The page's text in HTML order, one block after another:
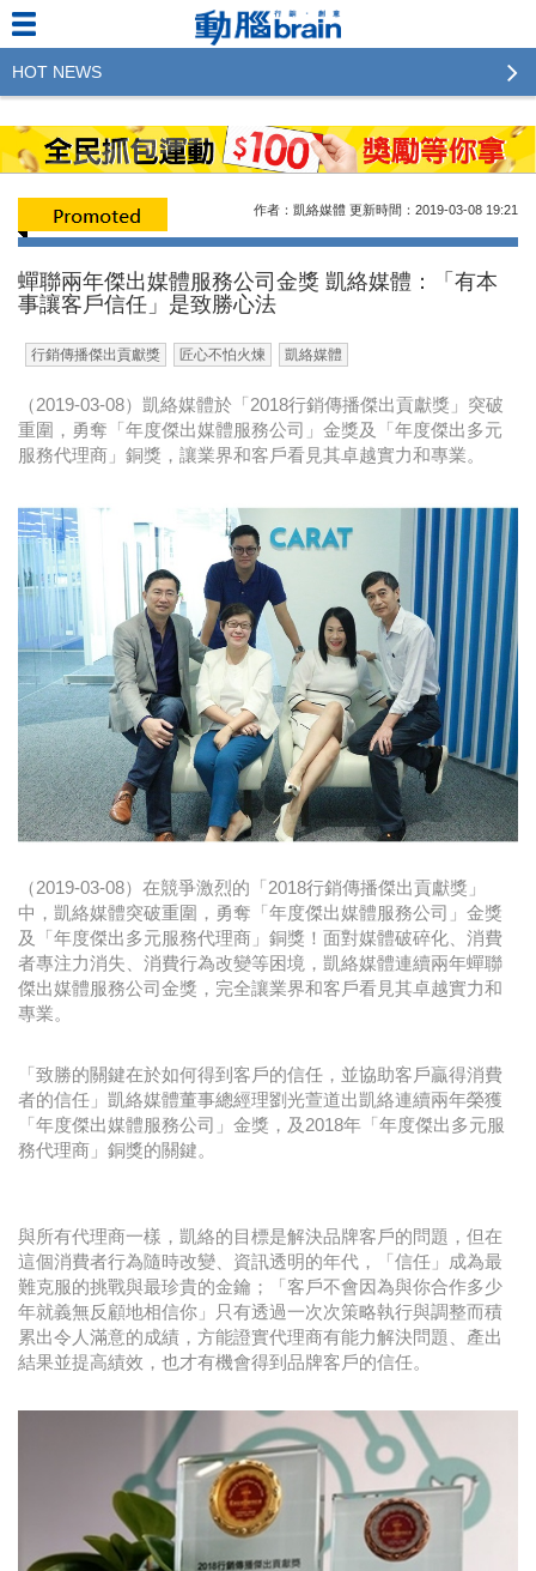
作者：凱絡媒體 更新時間：2019-03-08 19:21
蟬聯兩年傑出媒體服務公司金獎 凱絡媒體：「有本
事讓客戶信任」是致勝心法
行銷傳播傑出貢獻獎 匠心不怕火煉 凱絡媒體
（2019-03-08）凱絡媒體於「2018行銷傳播傑出貢獻獎」突破
重圍，勇奪「年度傑出媒體服務公司」金獎及「年度傑出多元
服務代理商」銅獎，讓業界和客戶看見其卓越實力和專業。
（2019-03-08）在競爭激烈的「2018行銷傳播傑出貢獻獎」
中，凱絡媒體突破重圍，勇奪「年度傑出媒體服務公司」金獎
及「年度傑出多元服務代理商」銅獎！面對媒體破碎化、消費
者專注力消失、消費行為改變等困境，凱絡媒體連續兩年蟬聯
傑出媒體服務公司金獎，完全讓業界和客戶看見其卓越實力和
專業。
「致勝的關鍵在於如何得到客戶的信任，並協助客戶贏得消費
者的信任」凱絡媒體董事總經理劉光萱道出凱絡連續兩年榮獲
「年度傑出媒體服務公司」金獎，及2018年「年度傑出多元服
務代理商」銅獎的關鍵。
與所有代理商一樣，凱絡的目標是解決品牌客戶的問題，但在
這個消費者行為隨時改變、資訊透明的年代，「信任」成為最
難克服的挑戰與最珍貴的金鑰；「客戶不會因為與你合作多少
年就義無反顧地相信你」只有透過一次次策略執行與調整而積
累出令人滿意的成績，方能證實代理商有能力解決問題、產出
結果並提高績效，也才有機會得到品牌客戶的信任。
HOT NEWS
2023行銷傳播傑出貢獻獎 啟動徵件！期許參賽作品
更創新及具影響力
2022行銷傳播傑出貢獻獎得獎名單揭曉，近400位行
銷傳播人共襄盛舉！The Winners of 2022《Brain》
LINE 推出「AI 肖像」新功能 體驗專業棚拍的高質
感美照
2023台灣民生快消品牌排行 14億次國民消費揭曉品
牌足跡贏家
域動行銷公布人事異動
CSD中衛營運長張德成：中衛跳脫框架 玩出口罩新
時尚
金獎的代價 牛恆泰：沒人知道我失去什麼！
台灣百事食品 注重品牌體驗創造差異化
黃麗萍：媒體代理商有幫客戶升級的責任！
牛恆泰：媒體產業蛻變關鍵期，數位轉型該怎麼
搞？（上）